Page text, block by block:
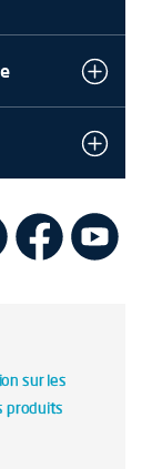
sur les
produits